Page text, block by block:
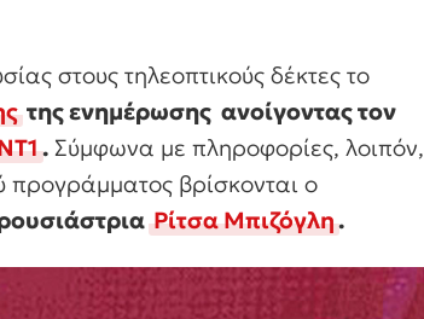
στους τηλεοπτικούς δέκτες το
της ενημέρωσης ανοίγοντας τον
. Σύμφωνα με πληροφορίες, λοιπόν,
προγράμματος βρίσκονται ο
Ρίτσα Μπιζόγλη.